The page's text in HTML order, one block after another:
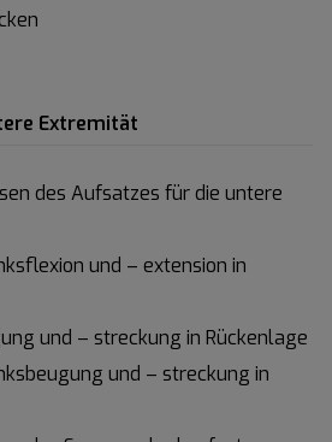
Extremität
des Aufsatzes für die untere
und – extension in
und – streckung in Rückenlage
und – streckung in